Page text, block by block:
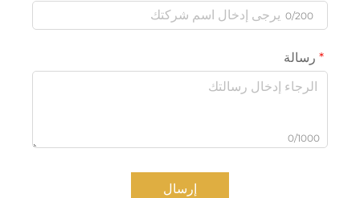
0/200
رسالة
0/1000
إرسال